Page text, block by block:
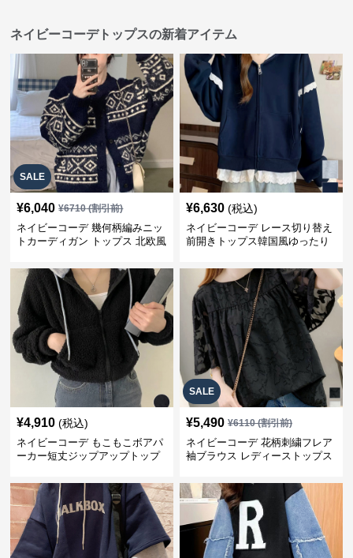
ネイビーコーデトップスの新着アイテム
SALE
¥6,040 ¥6710(割引前)
ネイビーコーデ 幾何柄編みニッ
トカーディガン トップス 北欧風
¥6,630 (税込)
ネイビーコーデ レース切り替え
前開きトップス韓国風ゆったり
¥4,910 (税込)
ネイビーコーデ もこもこボアパ
ーカー短丈ジップアップトップ
SALE
¥5,490 ¥6110(割引前)
ネイビーコーデ 花柄刺繍フレア
袖ブラウス レディーストップス